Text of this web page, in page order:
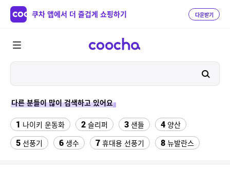
쿠차 앱에서 더 즐겁게 쇼핑하기 다운받기
다른 분들이 많이 검색하고 있어요
1 나이키 운동화 2 슬리퍼 3 샌들 4 양산
5 선풍기 6 생수 7 휴대용 선풍기 8 뉴발란스